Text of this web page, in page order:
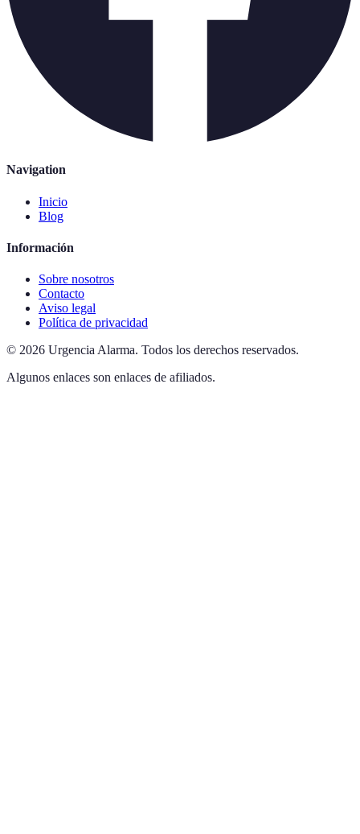
Navigation
Inicio
Blog
Información
Sobre nosotros
Contacto
Aviso legal
Política de privacidad
© 2026 Urgencia Alarma. Todos los derechos reservados.
Algunos enlaces son enlaces de afiliados.